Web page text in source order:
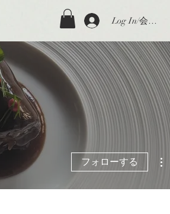
Log In/会員登録
フォローする